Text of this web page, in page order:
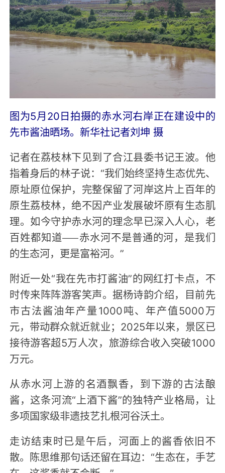
图为5月20日拍摄的赤水河右岸正在建设中的
先市酱油晒场。新华社记者刘坤 摄
记者在荔枝林下见到了合江县委书记王波。他
指着身后的林子说：“我们始终坚持生态优先、
原址原位保护，完整保留了河岸这片上百年的
原生荔枝林，绝不因产业发展破坏原有生态肌
理。如今守护赤水河的理念早已深入人心，老
百姓都知道——赤水河不是普通的河，是我们
的生态河，更是富裕河。”
附近一处“我在先市打酱油”的网红打卡点，不
时传来阵阵游客笑声。据杨诗韵介绍，目前先
市古法酱油年产量1000吨、年产值5000万
元，带动群众就近就业；2025年以来，景区已
接待游客超5万人次，旅游综合收入突破1000
万元。
从赤水河上游的名酒飘香，到下游的古法酿
酱，这条河流“上酒下酱”的独特产业格局，让
多项国家级非遗技艺扎根河谷沃土。
走访结束时已是午后，河面上的酱香依旧不
散。陈思维那句话还留在耳边：“生态在，手艺